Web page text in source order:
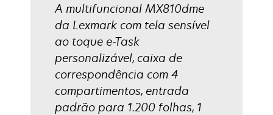
A multifuncional MX810dme
da Lexmark com tela sensível
ao toque e-Task
personalizável, caixa de
correspondência com 4
compartimentos, entrada
padrão para 1.200 folhas, 1